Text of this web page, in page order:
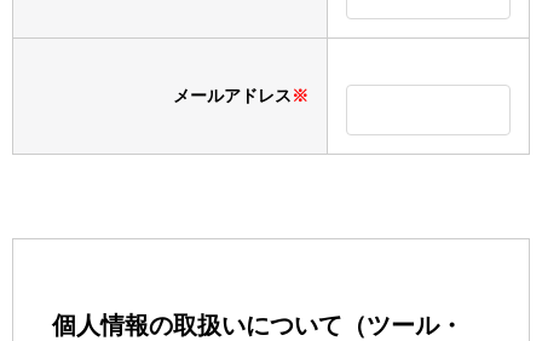
メールアドレス※
個人情報の取扱いについて（ツール・